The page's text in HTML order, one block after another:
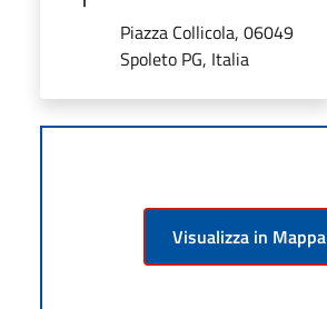
Piazza Collicola, 06049
Spoleto PG, Italia
Visualizza in Mappa